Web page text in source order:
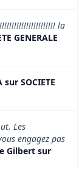
la
GENERALE
SOCIETE
Les
engagez pas
Gilbert sur